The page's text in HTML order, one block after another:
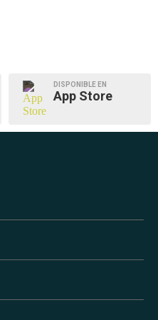
DISPONIBLE EN
App Store